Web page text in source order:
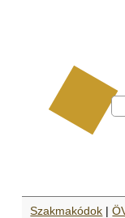
Szakmakódok |